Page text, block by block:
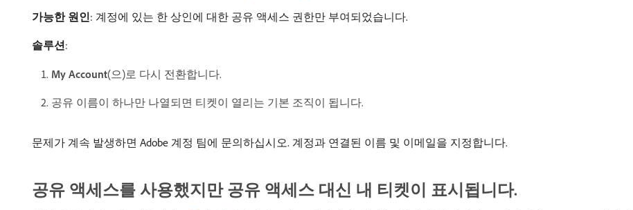
가능한 원인: 계정에 있는 한 상인에 대한 공유 액세스 권한만 부여되었습니다.
솔루션:
My Account(으)로 다시 전환합니다.
공유 이름이 하나만 나열되면 티켓이 열리는 기본 조직이 됩니다.
문제가 계속 발생하면 Adobe 계정 팀에 문의하십시오. 계정과 연결된 이름 및 이메일을 지정합니다.
공유 액세스를 사용했지만 공유 액세스 대신 내 티켓이 표시됩니다.